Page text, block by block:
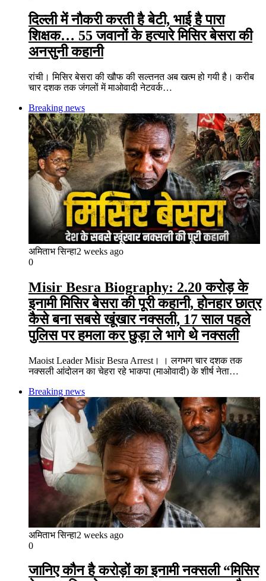
दिल्ली में नौकरी करती है बेटी, भाई है पारा
शिक्षक… 55 जवानों के हत्यारे मिसिर बेसरा की
अनसुनी कहानी
रांची। मिसिर बेसरा की खौफ की सल्तनत अब खत्म हो गयी है। करीब
चार दशक तक जंगलों में माओवादी नेटवर्क…
Breaking news
अमिताभ सिन्हा2 weeks ago
0
Misir Besra Biography: 2.20 करोड़ के
इनामी मिसिर बेसरा की पूरी कहानी, होनहार छात्र
कैसे बना सबसे खूंखार नक्सली, 17 साल पहले
पुलिस पर हमला कर छुड़ा ले भागे थे नक्सली
Maoist Leader Misir Besra Arrest। । लगभग चार दशक तक
नक्सली आंदोलन का चेहरा रहे भाकपा (माओवादी) के शीर्ष नेता…
Breaking news
अमिताभ सिन्हा2 weeks ago
0
जानिए कौन है करोड़ों का इनामी नक्सली “मिसिर